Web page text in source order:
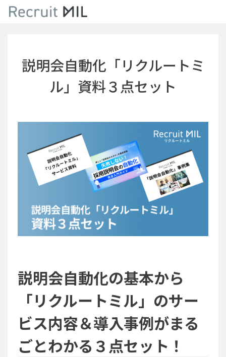
説明会自動化「リクルートミ
ル」資料３点セット
説明会自動化の基本から
「リクルートミル」のサー
ビス内容＆導入事例がまる
ごとわかる３点セット！